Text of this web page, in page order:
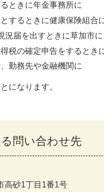
ときに年金事務所に
するときに健康保険組合
況届を出すときに草加市に
税の確定申告をするとき
勤務先や金融機関に
になります。
問い合わせ先
高砂1丁目1番1号